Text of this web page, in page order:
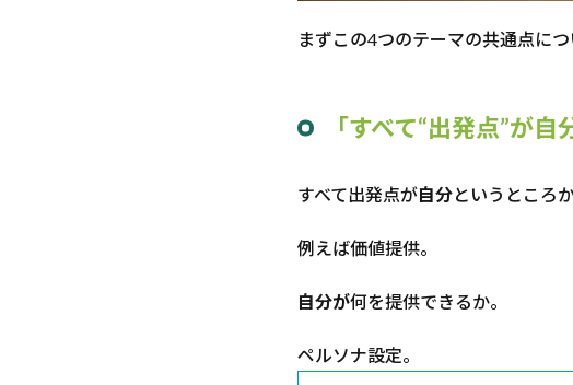
つ
まずこの4つのテーマの共通点に
「すべて“出発点”が自
すべて出発点が自分というところ
例えば価値提供。
自分が何を提供できるか。
ペルソナ設定。